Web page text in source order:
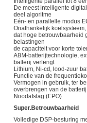
De meest intelligente
deel algoritme
Eén- en parallelle modus
Onafhankelijk
dat hoge betrouwbaarheid
belastingen
de capaciteit voor korte
ABM-batterijtechnologie,
batterij verlengt
Lithium, Ni-cd, lood-zuur
Functie van de
Vermogen in gebruik, ter
overbrengen van de
Noodafslag (EPO)
Super.Betrouwbaarheid
Volledige DSP-besturing